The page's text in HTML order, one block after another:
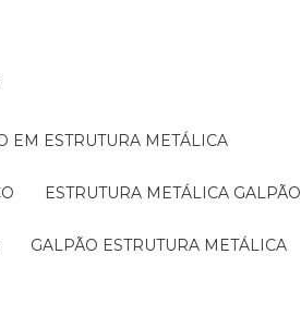
EM ESTRUTURA METÁLICA
ESTRUTURA METÁLICA GALPÃO
GALPÃO ESTRUTURA METÁLICA